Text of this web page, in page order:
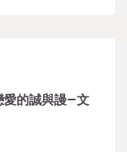
愛的誠與謾–文